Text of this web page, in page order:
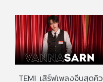
TEMI เสิร์ฟเพลงจีบสุดคิว